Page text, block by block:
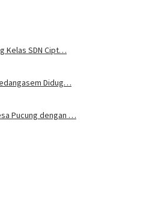
Kelas SDN Cipt…
Didug…
Pucung dengan …